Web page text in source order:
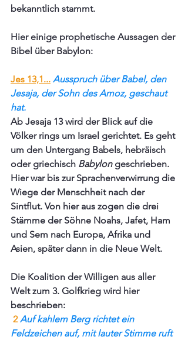
bekanntlich stammt.
Hier einige prophetische Aussagen der
Bibel über Babylon:
Jes 13,1... Ausspruch über Babel, den
Jesaja, der Sohn des Amoz, geschaut
hat.
Ab Jesaja 13 wird der Blick auf die
Völker rings um Israel gerichtet. Es geht
um den Untergang Babels, hebräisch
oder griechisch Babylon geschrieben.
Hier war bis zur Sprachenverwirrung die
Wiege der Menschheit nach der
Sintflut. Von hier aus zogen die drei
Stämme der Söhne Noahs, Jafet, Ham
und Sem nach Europa, Afrika und
Asien, später dann in die Neue Welt.
Die Koalition der Willigen aus aller
Welt zum 3. Golfkrieg wird hier
beschrieben:
2 Auf kahlem Berg richtet ein
Feldzeichen auf, mit lauter Stimme ruft